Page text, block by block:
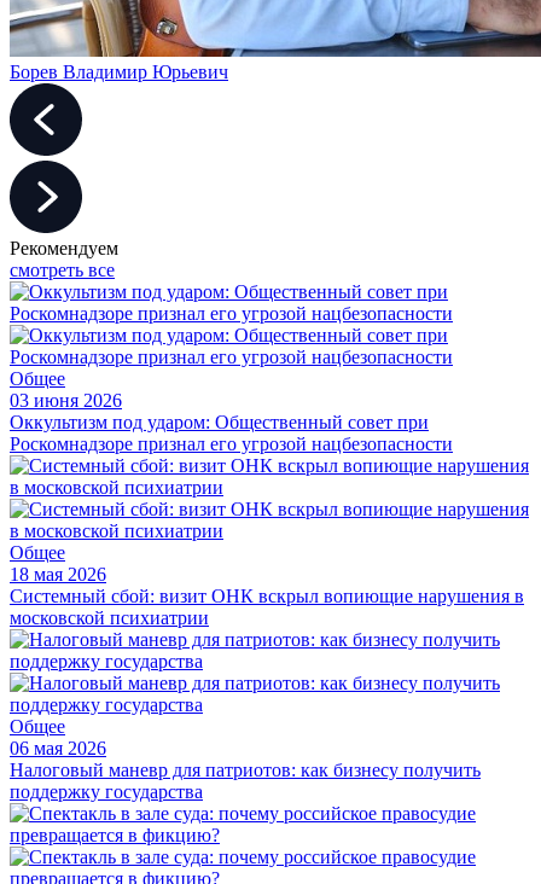
Борев Владимир Юрьевич
Рекомендуем
смотреть все
Общее
03 июня 2026
Оккультизм под ударом: Общественный совет при
Роскомнадзоре признал его угрозой нацбезопасности
Общее
18 мая 2026
Системный сбой: визит ОНК вскрыл вопиющие нарушения в
московской психиатрии
Общее
06 мая 2026
Налоговый маневр для патриотов: как бизнесу получить
поддержку государства